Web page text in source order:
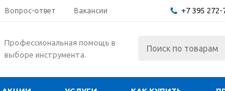
Вопрос-ответ Вакансии +7 395 272-
Профессиональная помощь в
выборе инструмента.